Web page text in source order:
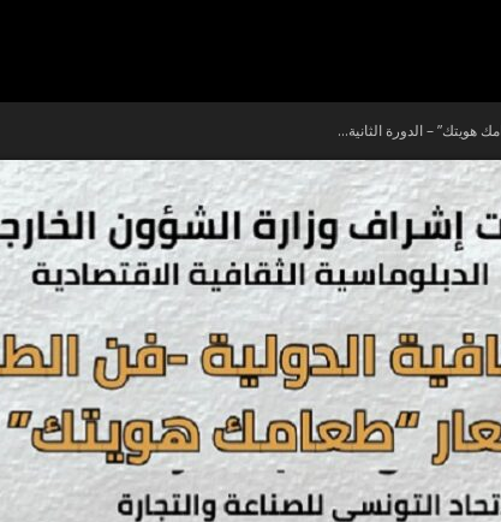
Tribune
بالعربي